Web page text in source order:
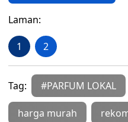
Laman:
1 2
Tag: #PARFUM LOKAL
harga murah